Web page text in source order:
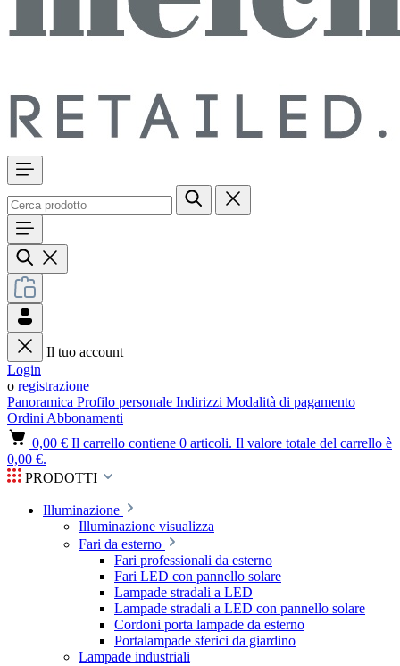
Il tuo account
Login
o registrazione
Panoramica Profilo personale Indirizzi Modalità di pagamento
Ordini Abbonamenti
0,00 € Il carrello contiene 0 articoli. Il valore totale del carrello è
0,00 €.
PRODOTTI
Illuminazione
Illuminazione visualizza
Fari da esterno
Fari professionali da esterno
Fari LED con pannello solare
Lampade stradali a LED
Lampade stradali a LED con pannello solare
Cordoni porta lampade da esterno
Portalampade sferici da giardino
Lampade industriali